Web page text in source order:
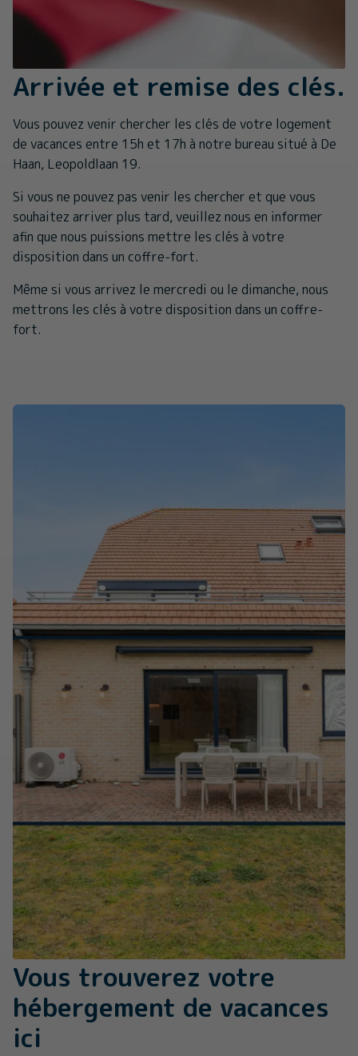
Arrivée et remise des clés.
Vous pouvez venir chercher les clés de votre logement
de vacances entre 15h et 17h à notre bureau situé à De
Haan, Leopoldlaan 19.
Si vous ne pouvez pas venir les chercher et que vous
souhaitez arriver plus tard, veuillez nous en informer
afin que nous puissions mettre les clés à votre
disposition dans un coffre-fort.
Même si vous arrivez le mercredi ou le dimanche, nous
mettrons les clés à votre disposition dans un coffre-
fort.
Vous trouverez votre
hébergement de vacances
ici